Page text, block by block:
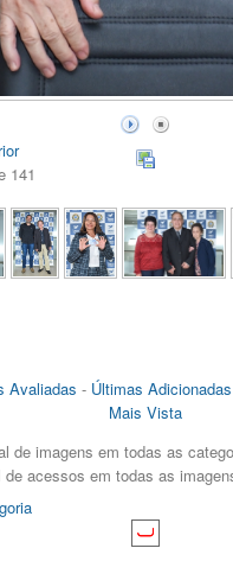
141
Avaliadas - Últimas Adicionadas
Mais Vista
de imagens em todas as
de acessos em todas as